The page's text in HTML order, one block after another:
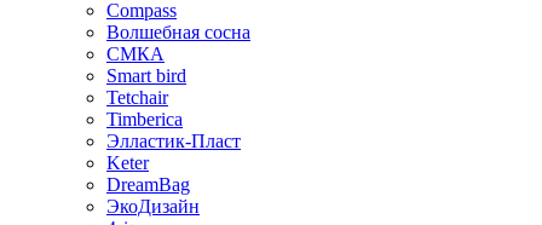
Compass
Волшебная сосна
СМКА
Smart bird
Tetchair
Timberica
Элластик-Пласт
Keter
DreamBag
ЭкоДизайн